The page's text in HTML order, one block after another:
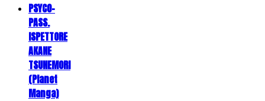
PSYCO-
PASS.
ISPETTORE
AKANE
TSUNEMORI
(Planet
Manga)